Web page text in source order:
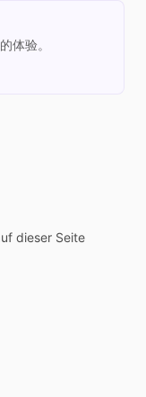
体验。
dieser Seite